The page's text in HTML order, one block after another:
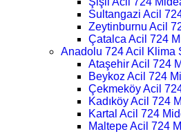
Sultangazi Acil
Zeytinburnu Acil
Çatalca Acil 724
Anadolu 724 Acil Klima
Ataşehir Acil 724
Beykoz Acil 724
Çekmeköy Acil
Kadıköy Acil 724
Kartal Acil 724
Maltepe Acil 724